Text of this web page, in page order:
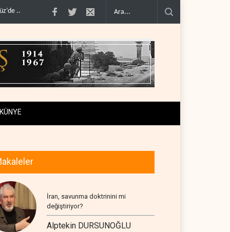
Mossad’ın İran'a karşı Kürt planı neden çöktü?.. Suudi Arabistan,
KÜNYE
İran, savunma doktrinini mi
değiştiriyor?
Alptekin DURSUNOĞLU